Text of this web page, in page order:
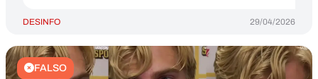
DESINFO 29/04/2026
FALSO